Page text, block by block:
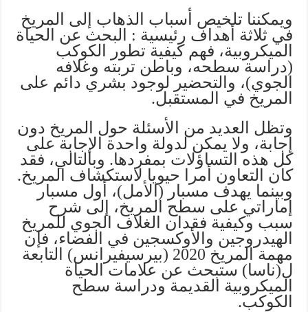
ويمكننا تلخيص أسباب الذهاب إلى المريخ
في ثلاثة أهداف رئيسية : البحث عن الحياة
الميكروبية، فهم كيفية تطور الكوكب
(دراسة سطحه، وباطن تربته وغلافه
الجوي)، والتحضير لوجود بشري دائم على
المريخ في المستقبل.
وتظل العديد من الأسئلة حول المريخ دون
إجابة، ولا يمكن لدولة واحدة الإجابة على
كل هذه التساؤلات بمفردها. وبالتالي، فقد
كان التعاون أمرا حيويا لاستكشاف المريخ.
وبينما يهدف مسبار (الأمل)، أول مسبار
إماراتي على سطح المريخ، إلى شرح
سبب وكيفية فقدان الغلاف الجوي للمريخ
الهيدروجين والأوكسجين في الفضاء، فإن
مهمة المريخ 2020 (بيرسيفيرانس) التابعة
ل(ناسا) ستبحث عن علامات الحياة
الميكروبية القديمة ودراسة سطح
الكوكب.